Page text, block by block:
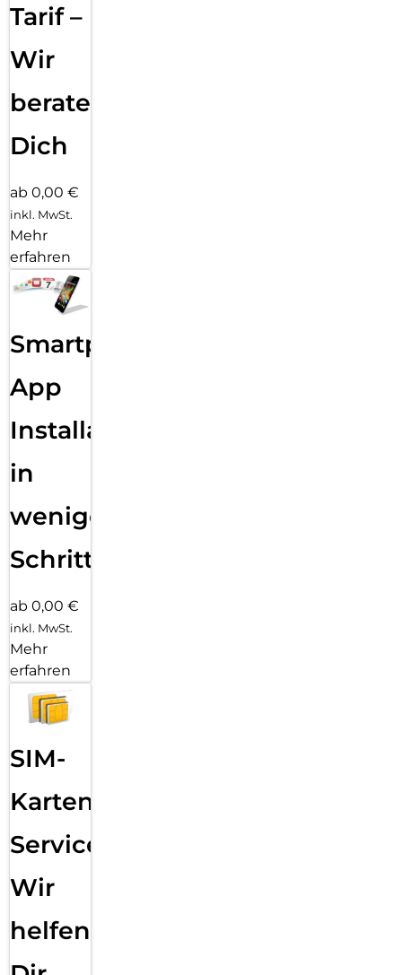
Tarif –
Wir
beraten
Dich
ab 0,00 €
inkl. MwSt.
Mehr
erfahren
Smartphone
App
Installation
in
wenigen
Schritten
ab 0,00 €
inkl. MwSt.
Mehr
erfahren
SIM-
Karten
Service:
Wir
helfen